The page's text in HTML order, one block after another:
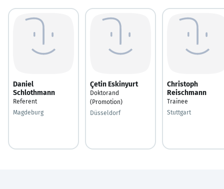
Daniel
Schlothmann
Referent
Magdeburg
Çetin Eskinyurt
Doktorand
(Promotion)
Düsseldorf
Christoph
Reischmann
Trainee
Stuttgart